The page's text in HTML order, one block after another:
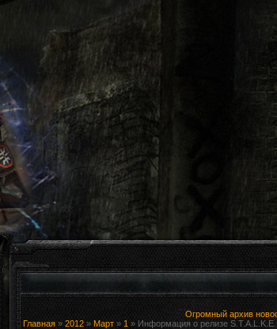
Огромный архив
Главная » 2012 » Март » 1 » Информация о релизе